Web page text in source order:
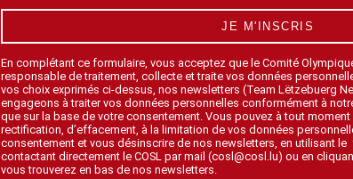
JE M'INSCRIS
En complétant ce formulaire, vous acceptez que le Comité
responsable de traitement, collecte et traite vos données
vos choix exprimés ci-dessus, nos newsletters (Team Lëtzebuerg
engageons à traiter vos données personnelles conformément à
que sur la base de votre consentement. Vous pouvez à tout
rectification, d’effacement, à la limitation de vos données
consentement et vous désinscrire de nos newsletters, en utilisant
contactant directement le COSL par mail (cosl@cosl.lu) ou en
vous trouverez en bas de nos newsletters.